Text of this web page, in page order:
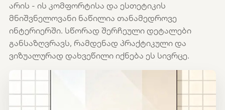
არის - ის კომფორტისა და ესთეტიკის
მნიშვნელოვანი ნაწილია თანამედროვე
ინტერიერში. სწორად შერჩეული დეტალები
განსაზღვრავს, რამდენად პრაქტიკული და
ვიზუალურად დახვეწილი იქნება ეს სივრცე.